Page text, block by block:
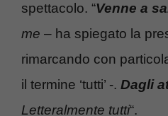
spettacolo. “Venne a
me – ha spiegato la
rimarcando con
il termine ‘tutti’ -. Dagli
Letteralmente tutti“.